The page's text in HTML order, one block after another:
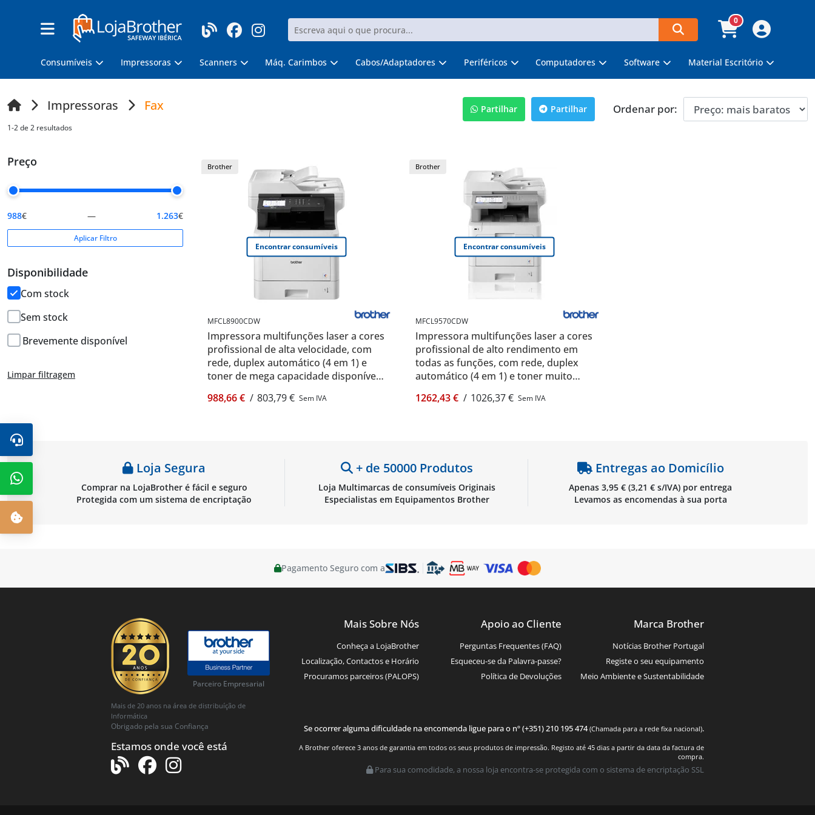
0
Consumíveis Impressoras Scanners Máq. Carimbos Cabos/Adaptadores Periféricos Computadores Software Material Escritório
Impressoras Fax
1-2 de 2 resultados
Partilhar Partilhar Ordenar por:
Preço
988€ — 1.263€
Aplicar Filtro
Disponibilidade
Com stock
Sem stock
Brevemente disponível
Limpar filtragem
Encontrar consumíveis
Brother
MFCL8900CDW
Impressora multifunções laser a cores
profissional de alta velocidade, com
rede, duplex automático (4 em 1) e
toner de mega capacidade disponível -
988,66 € / 803,79 € Sem IVA
Encontrar consumíveis
Brother
MFCL9570CDW
Impressora multifunções laser a cores
profissional de alto rendimento em
todas as funções, com rede, duplex
automático (4 em 1) e toner muito
1262,43 € / 1026,37 € Sem IVA
Loja Segura
Comprar na LojaBrother é fácil e seguro
Protegida com um sistema de encriptação
+ de 50000 Produtos
Loja Multimarcas de consumíveis Originais
Especialistas em Equipamentos Brother
Entregas ao Domicílio
Apenas 3,95 € (3,21 € s/IVA) por entrega
Levamos as encomendas à sua porta
Pagamento Seguro com a
Parceiro Empresarial
Mais de 20 anos na área de distribuíção de
Informática
Obrigado pela sua Confiança
Estamos onde você está
Mais Sobre Nós
Conheça a LojaBrother
Localização, Contactos e Horário
Procuramos parceiros (PALOPS)
Apoio ao Cliente
Perguntas Frequentes (FAQ)
Esqueceu-se da Palavra-passe?
Política de Devoluções
Marca Brother
Notícias Brother Portugal
Registe o seu equipamento
Meio Ambiente e Sustentabilidade
Se ocorrer alguma dificuldade na encomenda ligue para o nº (+351) 210 195 474(Chamada para a rede fixa nacional).
A Brother oferece 3 anos de garantia em todos os seus produtos de impressão. Registo até 45 dias a partir da data da factura de
compra.
Para sua comodidade, a nossa loja encontra-se protegida com o sistema de encriptação SSL